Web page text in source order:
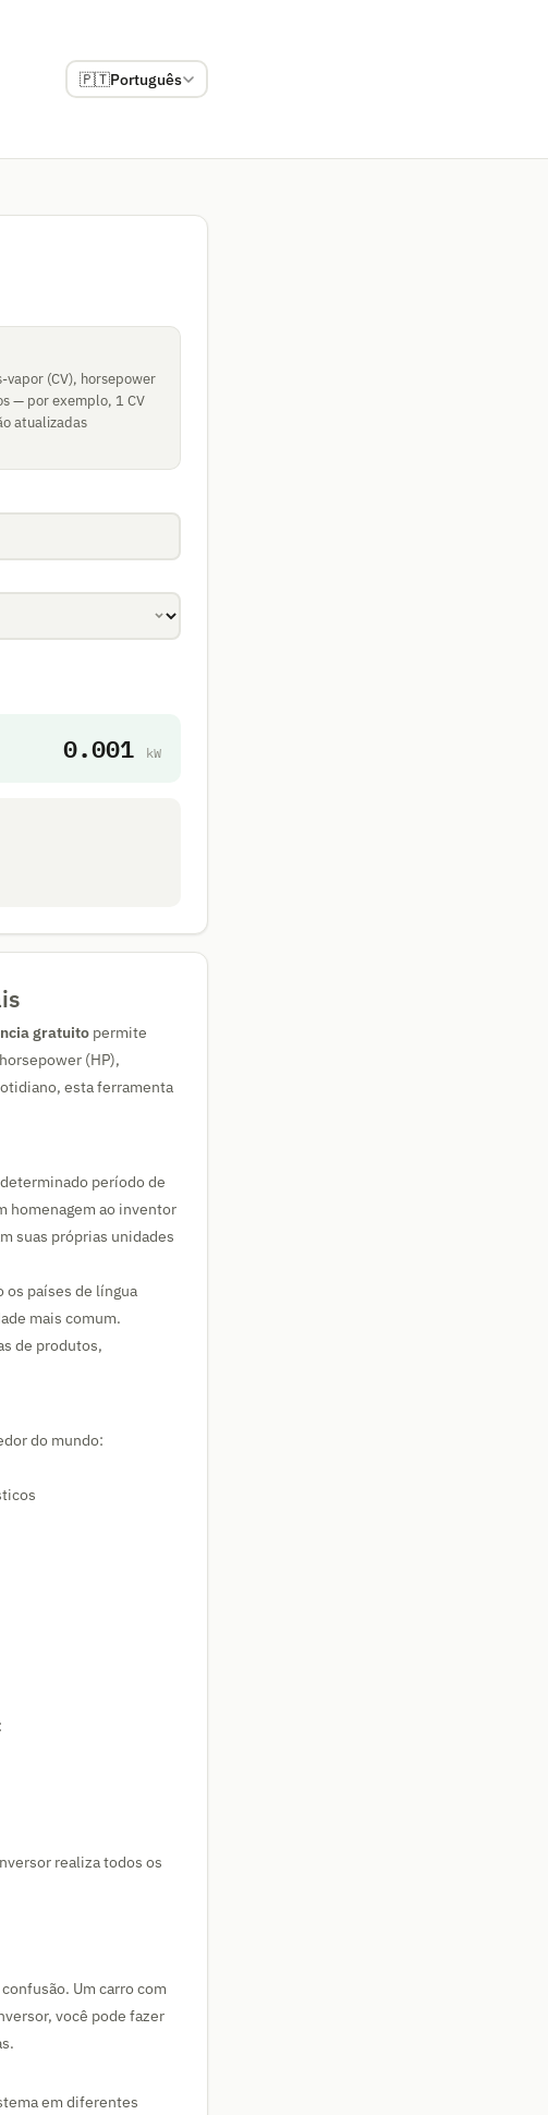
🇵🇹Português
(CV), horsepower
— por exemplo, 1 CV
atualizadas
0.001 kW
gratuito permite
(HP),
esta ferramenta
período de
homenagem ao inventor
suas próprias unidades
os países de língua
mais comum.
de produtos,
do mundo:
realiza todos os
Um carro com
você pode fazer
em diferentes